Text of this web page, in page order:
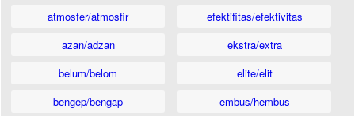
atmosfer/atmosfir
azan/adzan
belum/belom
bengep/bengap
efektifitas/efektivitas
ekstra/extra
elite/elit
embus/hembus